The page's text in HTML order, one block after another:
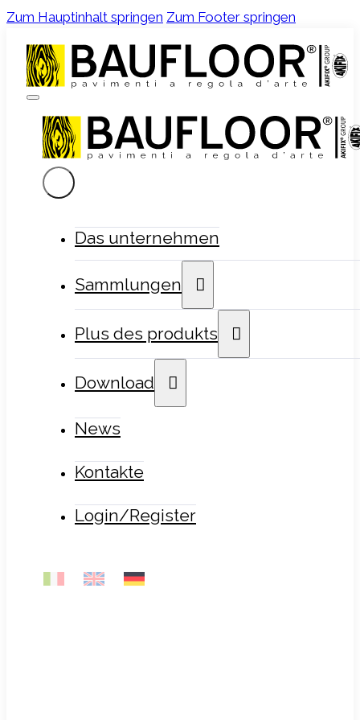
Zum Hauptinhalt springen Zum Footer springen
Das unternehmen
Sammlungen
Plus des produkts
Download
News
Kontakte
Login/Register